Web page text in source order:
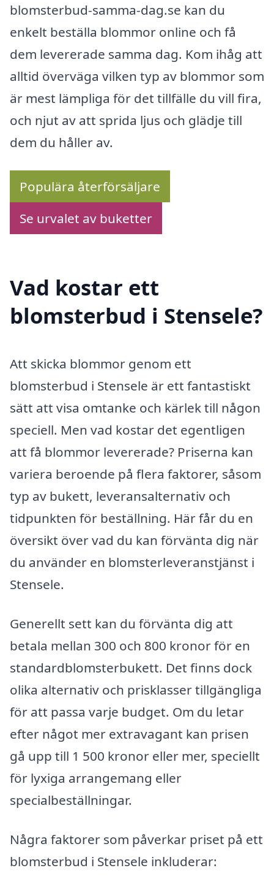
blomsterbud-samma-dag.se kan du
enkelt beställa blommor online och få
dem levererade samma dag. Kom ihåg att
alltid överväga vilken typ av blommor som
är mest lämpliga för det tillfälle du vill fira,
och njut av att sprida ljus och glädje till
dem du håller av.
Populära återförsäljare
Se urvalet av buketter
Vad kostar ett
blomsterbud i Stensele?
Att skicka blommor genom ett
blomsterbud i Stensele är ett fantastiskt
sätt att visa omtanke och kärlek till någon
speciell. Men vad kostar det egentligen
att få blommor levererade? Priserna kan
variera beroende på flera faktorer, såsom
typ av bukett, leveransalternativ och
tidpunkten för beställning. Här får du en
översikt över vad du kan förvänta dig när
du använder en blomsterleveranstjänst i
Stensele.
Generellt sett kan du förvänta dig att
betala mellan 300 och 800 kronor för en
standardblomsterbukett. Det finns dock
olika alternativ och prisklasser tillgängliga
för att passa varje budget. Om du letar
efter något mer extravagant kan prisen
gå upp till 1 500 kronor eller mer, speciellt
för lyxiga arrangemang eller
specialbeställningar.
Några faktorer som påverkar priset på ett
blomsterbud i Stensele inkluderar: